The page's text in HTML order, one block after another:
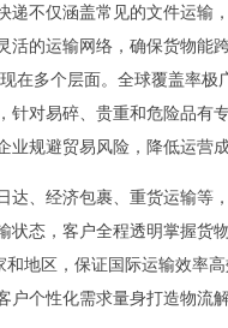
递不仅涵盖常见的文件运输
活的运输网络，确保货物能
在多个层面。全球覆盖率
针对易碎、贵重和危险品
业规避贸易风险，降低运营
达、经济包裹、重货运输等
状态，客户全程透明掌握货
地区，保证国际运输效率
户个性化需求量身打造物流